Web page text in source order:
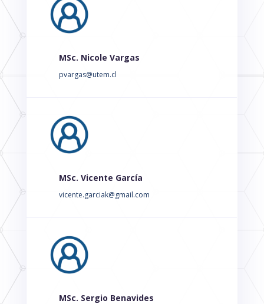
MSc. Nicole Vargas
pvargas@utem.cl
MSc. Vicente García
vicente.garciak@gmail.com
MSc. Sergio Benavides